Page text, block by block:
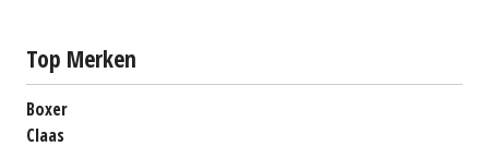
Top Merken
Boxer
Claas